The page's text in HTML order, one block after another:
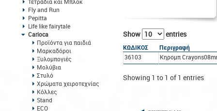
Fly and Run
Pepitta
Life like fairytale
Carioca
Προϊόντα για παιδιά
Μαρκαδόροι
Ξυλομπογιές
Μολύβια
Στυλό
Χρώματα χειροτεχνίας
Κόλλες
Stand
ECO
Show entries
ΚΩΔΙΚΟΣ
Περιγραφή
36103
Κηρομπ
Showing 1 to 1 of 1 entries